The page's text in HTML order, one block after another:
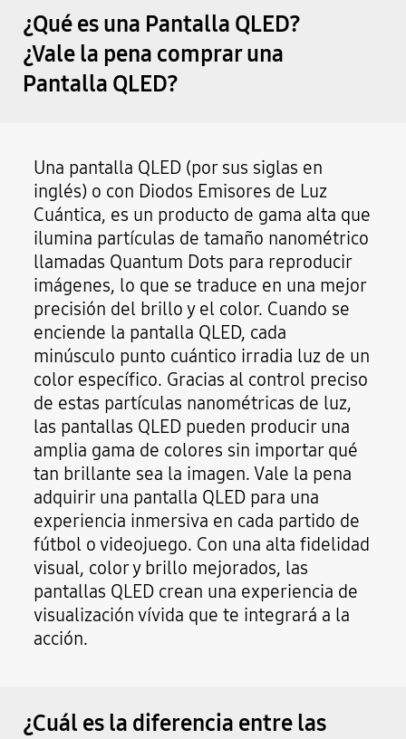
¿Qué es una Pantalla QLED?
¿Vale la pena comprar una
Pantalla QLED?
Una pantalla QLED (por sus siglas en
inglés) o con Diodos Emisores de Luz
Cuántica, es un producto de gama alta que
ilumina partículas de tamaño nanométrico
llamadas Quantum Dots para reproducir
imágenes, lo que se traduce en una mejor
precisión del brillo y el color. Cuando se
enciende la pantalla QLED, cada
minúsculo punto cuántico irradia luz de un
color específico. Gracias al control preciso
de estas partículas nanométricas de luz,
las pantallas QLED pueden producir una
amplia gama de colores sin importar qué
tan brillante sea la imagen. Vale la pena
adquirir una pantalla QLED para una
experiencia inmersiva en cada partido de
fútbol o videojuego. Con una alta fidelidad
visual, color y brillo mejorados, las
pantallas QLED crean una experiencia de
visualización vívida que te integrará a la
acción.
¿Cuál es la diferencia entre las